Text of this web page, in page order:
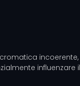
influenzare